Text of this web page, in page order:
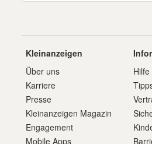
Kleinanzeigen
Über uns
Karriere
Presse
Kleinanzeigen Magazin
Engagement
Mobile Apps
Hilfe